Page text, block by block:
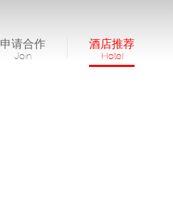
申请合作
Join
酒店推荐
Hotel